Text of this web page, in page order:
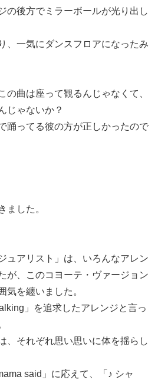
の後方でミラーボールが光り出し
、一気にダンスフロアになったみ
の曲は座って観るんじゃなくて、
じゃないか？
踊ってる彼の方が正しかったので
ました。
ュアリスト」は、いろんなアレン
が、このコヨーテ・ヴァージョン
気を纏いました。
」を追求したアレンジと言っ
、それぞれ思い思いに体を揺らし
said」に応えて、「♪ シャ